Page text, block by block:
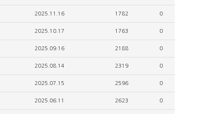
2025.11.16 1782 0
2025.10.17 1763 0
2025.09.16 2188 0
2025.08.14 2319 0
2025.07.15 2596 0
2025.06.11 2623 0